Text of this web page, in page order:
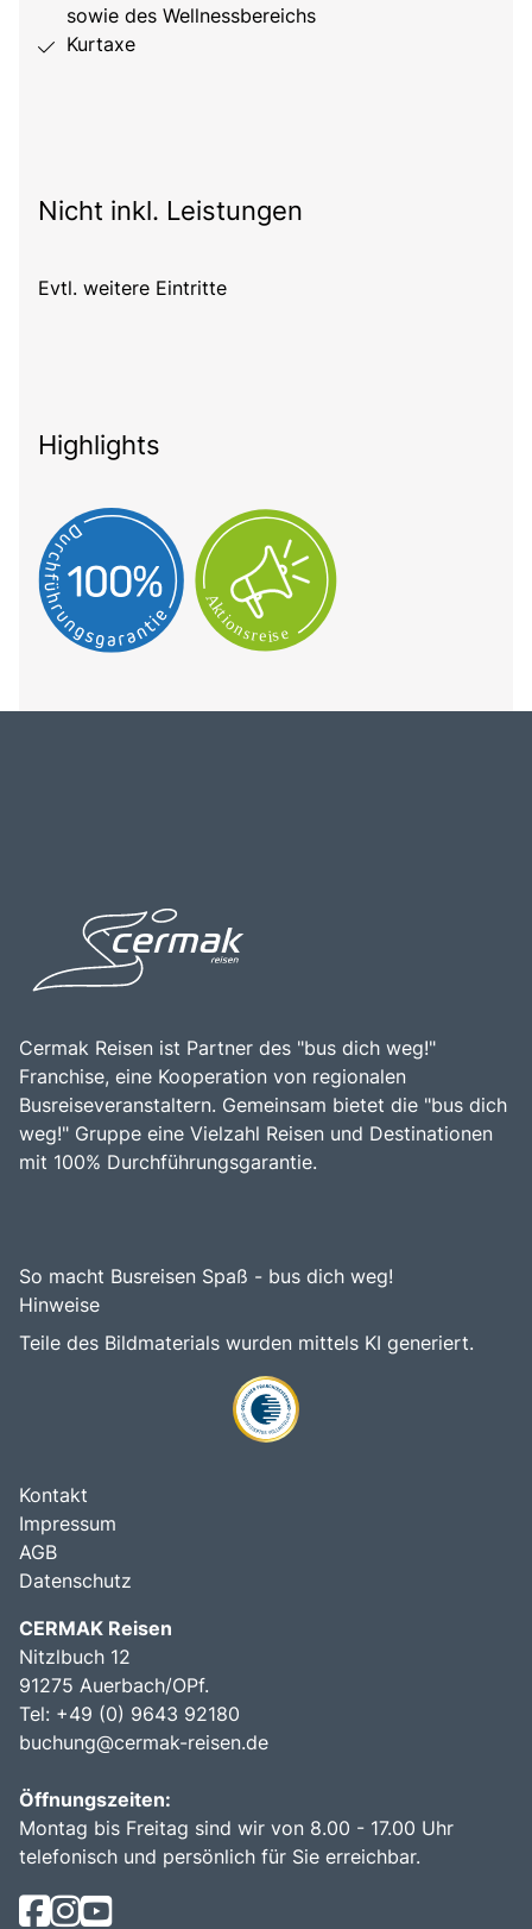
sowie des Wellnessbereichs
Kurtaxe
Nicht inkl. Leistungen
Evtl. weitere Eintritte
Highlights
Cermak Reisen ist Partner des "bus dich weg!"
Franchise, eine Kooperation von regionalen
Busreiseveranstaltern. Gemeinsam bietet die "bus dich
weg!" Gruppe eine Vielzahl Reisen und Destinationen
mit 100% Durchführungsgarantie.
So macht Busreisen Spaß - bus dich weg!
Hinweise
Teile des Bildmaterials wurden mittels KI generiert.
Kontakt
Impressum
AGB
Datenschutz
CERMAK Reisen
Nitzlbuch 12
91275 Auerbach/OPf.
Tel: +49 (0) 9643 92180
buchung@cermak-reisen.de
Öffnungszeiten:
Montag bis Freitag sind wir von 8.00 - 17.00 Uhr
telefonisch und persönlich für Sie erreichbar.